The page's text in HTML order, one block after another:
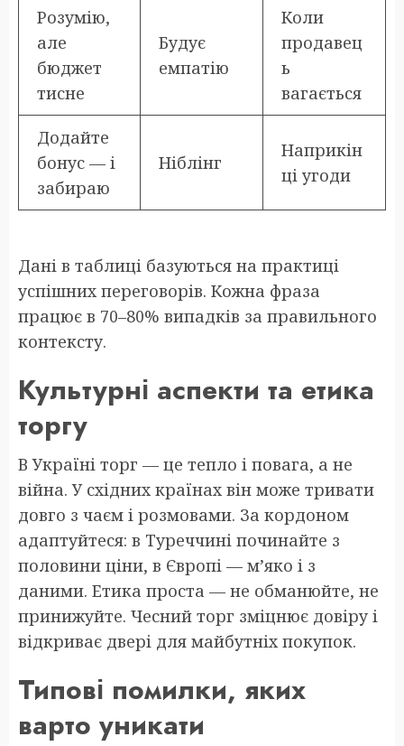
Розумію,
але
бюджет
тисне
Будує
емпатію
Коли
продавец
ь
вагається
Додайте
бонус — і
забираю
Ніблінг
Наприкін
ці угоди
Дані в таблиці базуються на практиці
успішних переговорів. Кожна фраза
працює в 70–80% випадків за правильного
контексту.
Культурні аспекти та етика
торгу
В Україні торг — це тепло і повага, а не
війна. У східних країнах він може тривати
довго з чаєм і розмовами. За кордоном
адаптуйтеся: в Туреччині починайте з
половини ціни, в Європі — м’яко і з
даними. Етика проста — не обманюйте, не
принижуйте. Чесний торг зміцнює довіру і
відкриває двері для майбутніх покупок.
Типові помилки, яких
варто уникати